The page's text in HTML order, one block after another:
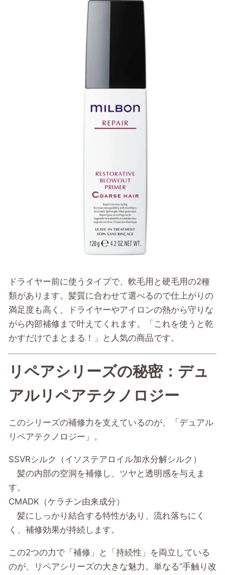
ドライヤー前に使うタイプで、軟毛用と硬毛用の2種
類があります。髪質に合わせて選べるので仕上がりの
満足度も高く、ドライヤーやアイロンの熱から守りな
がら内部補修まで叶えてくれます。「これを使うと乾
かすだけでまとまる！」と人気の商品です。
リペアシリーズの秘密：デュ
アルリペアテクノロジー
このシリーズの補修力を支えているのが、「デュアル
リペアテクノロジー」。
SSVRシルク（イソステアロイル加水分解シルク）
髪の内部の空洞を補修し、ツヤと透明感を与えま
す。
CMADK（ケラチン由来成分）
髪にしっかり結合する特性があり、流れ落ちにく
く、補修効果が持続します。
この2つの力で「補修」と「持続性」を両立している
のが、リペアシリーズの大きな魅力。単なる“手触り改